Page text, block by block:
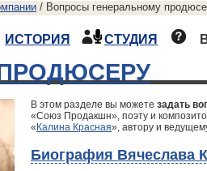
/ Вопросы генеральному
ИСТОРИЯ СТУДИЯ
В этом разделе вы можете задать
«Союз Продакшн», поэту и
«Калина Красная», автору и
Биография Вячеслава